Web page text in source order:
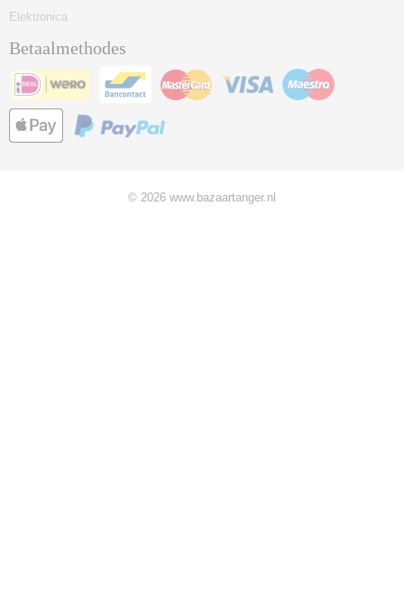
Elektronica
Betaalmethodes
© 2026 www.bazaartanger.nl